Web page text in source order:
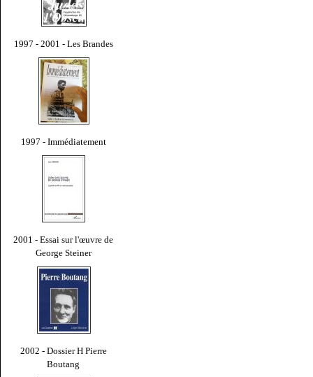
1997 - 2001 - Les Brandes
1997 - Immédiatement
2001 - Essai sur l'œuvre de
George Steiner
2002 - Dossier H Pierre
Boutang